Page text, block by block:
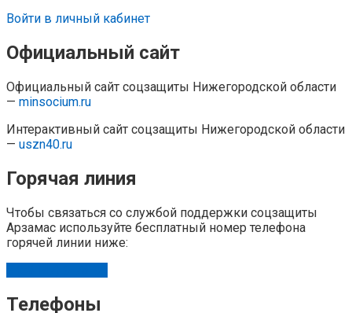
Войти в личный кабинет
Официальный сайт
Официальный сайт соцзащиты Нижегородской области
— minsocium.ru
Интерактивный сайт соцзащиты Нижегородской области
— uszn40.ru
Горячая линия
Чтобы связаться со службой поддержки соцзащиты
Арзамас используйте бесплатный номер телефона
горячей линии ниже:
Телефоны